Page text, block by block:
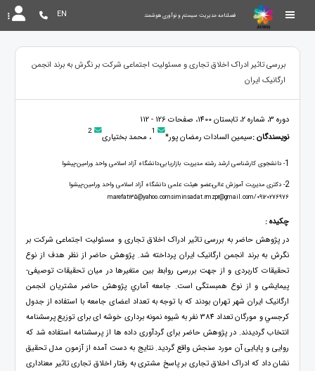
فصلنامه مدیریت سیستم و نوآوری هوشمند EN
بررسی تاثیر ادراک اخلاق تجاری و مسئولیت اجتماعی شرکت بر نگرش به برند انجمن
ارگانیک ایران
دوره 3، شماره 2، تابستان 1400، صفحات 126 - 112
نویسندگان :سیمین السادات رمضان پور* 1، محمد بختیاری 2
1- دانشجوی کارشناسی ارشد رشته مدیریت بازاریابی،دانشگاه آزاد اسلامی واحد ورامین-پیشوا
2- دکتری مدیریت آموزش عالی،عضو هیئت علمی دانشگاه آزاد اسلامی واحد ورامین-پیشوا
marefat135@yahoo.comsiminsadat.rmzpr@gmail.com/09120276976
چکیده :
در پژوهش حاضر به بررسی تاثیر ادراک اخلاق تجاری و مسئولیت اجتماعی شرکت بر
نگرش به برند انجمن ارگانیک ایران پرداخته شد. پژوهش حاضر از نظر هدف از نوع
تحقیقات کاربردی و از جهت بررسی روابط بین متغیرها در میان تحقیقات توصیفی-
پیمایشی و از نوع همبستگی است. جامعه آماري پژوهش حاضر مشتریان انجمن
ارگانیک ایران شهر تهران بودند كه با توجه به تعداد اعضای جامعه با استفاده از جدول
كرجسي و مورگان تعداد 384 نفر به شیوه نمونه برداری خوشه ای برای توزیع پرسشنامه
انتخاب گردیدند. در پژوهش حاضر برای گردآوری داده ها از پرسشنامه استفاده شد که
روایی و پایایی آن مورد سنجش واقع گردید. نتایج به دست آمده از آزمون مدل تحقیق
نشان داد که ادراک اخلاق تجاری بر پاسخ مشتری به رفتار اخلاق تجاری تاثیر معناداری